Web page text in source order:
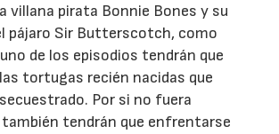
villana pirata Bonnie Bones y su
pájaro Sir Butterscotch, como
de los episodios tendrán que
tortugas recién nacidas que
Por si no fuera
tendrán que enfrentarse